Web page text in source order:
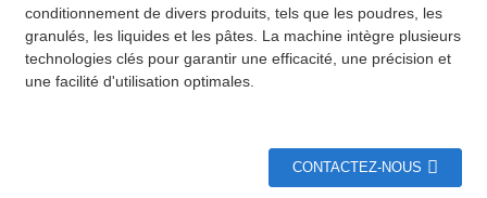
conditionnement de divers produits, tels que les poudres, les
granulés, les liquides et les pâtes. La machine intègre plusieurs
technologies clés pour garantir une efficacité, une précision et
une facilité d'utilisation optimales.
CONTACTEZ-NOUS